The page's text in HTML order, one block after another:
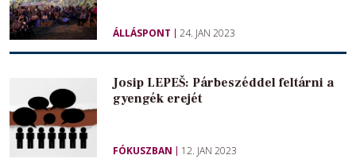
ÁLLÁSPONT 24. JAN 2023
Josip LEPEŠ: Párbeszéddel feltárni a
gyengék erejét
FÓKUSZBAN 12. JAN 2023